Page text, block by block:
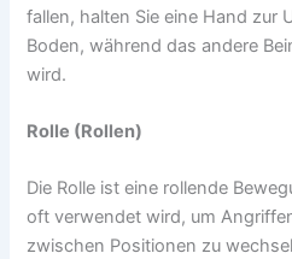
fallen, halten Sie eine Hand zur
Boden, während das andere
wird.
Rolle (Rollen)
Die Rolle ist eine rollende
oft verwendet wird, um
zwischen Positionen zu